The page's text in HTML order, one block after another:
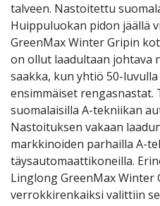
talveen. Nastoitettu
Huippuluokan pidon jäällä
GreenMax Winter Gripin
on ollut laadultaan johtava
saakka, kun yhtiö 50-
ensimmäiset rengasnastat.
suomalaisilla A-tekniikan
Nastoituksen vakaan
markkinoiden parhailla A-
täysautomaattikoneilla.
Linglong GreenMax Winter
verrokkirenkaiksi valittiin